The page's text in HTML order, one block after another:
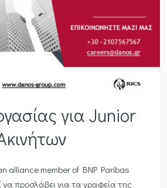
για Junior
alliance member of BNP Paribas
να προσλάβει για τα γραφεία της